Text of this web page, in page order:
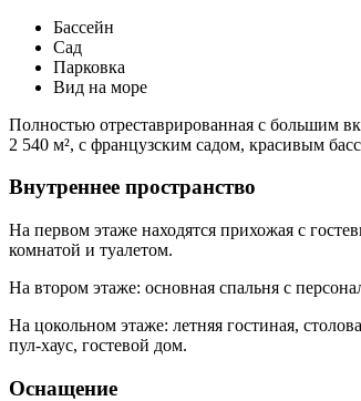
Бассейн
Сад
Парковка
Вид на море
Полностью отреставрированная с большим
2 540 м², с французским садом, красивым
Внутреннее пространство
На первом этаже находятся прихожая с
комнатой и туалетом.
На втором этаже: основная спальня с
На цокольном этаже: летняя гостиная,
пул-хаус, гостевой дом.
Оснащение